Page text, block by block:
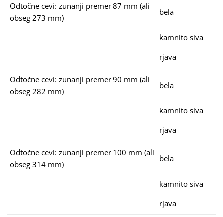
Odtočne cevi: zunanji premer 87 mm (ali
obseg 273 mm)
bela
kamnito siva
rjava
Odtočne cevi: zunanji premer 90 mm (ali
obseg 282 mm)
bela
kamnito siva
rjava
Odtočne cevi: zunanji premer 100 mm (ali
obseg 314 mm)
bela
kamnito siva
rjava